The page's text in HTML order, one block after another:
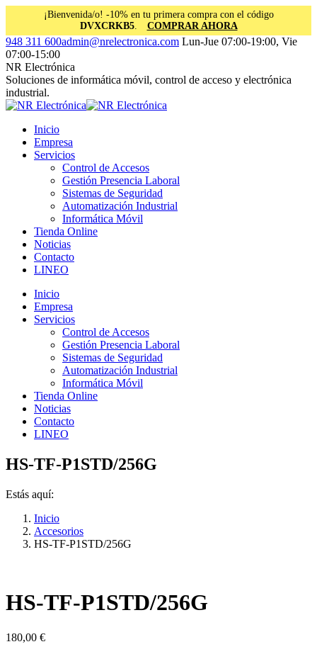
¡Bienvenida/o! -10% en tu primera compra con el código
DVXCRKB5. COMPRAR AHORA
Saltar
al
contenido
Facebook
page
opens
in
new
window
Instagram
page
opens
in
new
window
Linkedin
page
opens
in
new
window
948 311 600admin@nrelectronica.com Lun-Jue 07:00-19:00, Vie
07:00-15:00
NR Electrónica
Soluciones de informática móvil, control de acceso y electrónica
industrial.
Inicio
Empresa
Servicios
Control de Accesos
Gestión Presencia Laboral
Sistemas de Seguridad
Automatización Industrial
Informática Móvil
Tienda Online
Noticias
Contacto
LINEO
Inicio
Empresa
Servicios
Control de Accesos
Gestión Presencia Laboral
Sistemas de Seguridad
Automatización Industrial
Informática Móvil
Tienda Online
Noticias
Contacto
LINEO
HS-TF-P1STD/256G
Estás aquí:
Inicio
Accesorios
HS-TF-P1STD/256G
HS-TF-P1STD/256G
180,00 €